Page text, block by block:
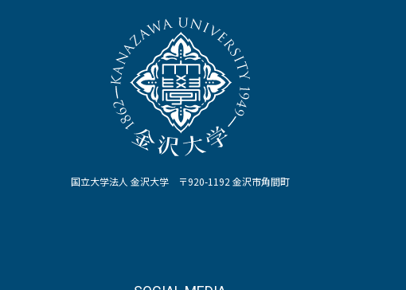
国立大学法人 金沢大学 〒920-1192 金沢市角間町